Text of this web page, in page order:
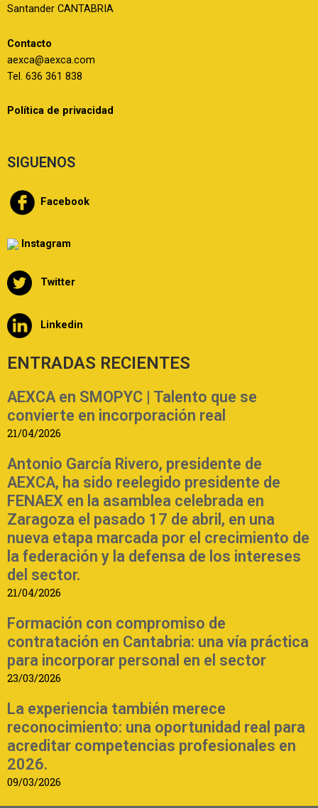
Santander CANTABRIA
Contacto
aexca@aexca.com
Tel. 636 361 838
Política de privacidad
SIGUENOS
Facebook
Instagram
Twitter
Linkedin
ENTRADAS RECIENTES
AEXCA en SMOPYC | Talento que se
convierte en incorporación real
21/04/2026
Antonio García Rivero, presidente de
AEXCA, ha sido reelegido presidente de
FENAEX en la asamblea celebrada en
Zaragoza el pasado 17 de abril, en una
nueva etapa marcada por el crecimiento de
la federación y la defensa de los intereses
del sector.
21/04/2026
Formación con compromiso de
contratación en Cantabria: una vía práctica
para incorporar personal en el sector
23/03/2026
La experiencia también merece
reconocimiento: una oportunidad real para
acreditar competencias profesionales en
2026.
09/03/2026